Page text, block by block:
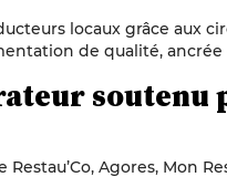
locaux grâce aux
de qualité,
soutenu
Agores, Mon